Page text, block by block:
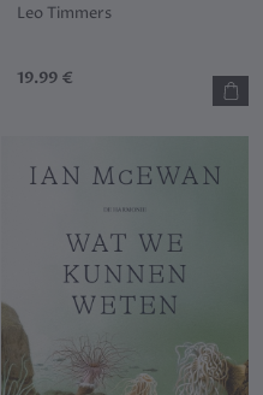
Leo Timmers
19.99 €